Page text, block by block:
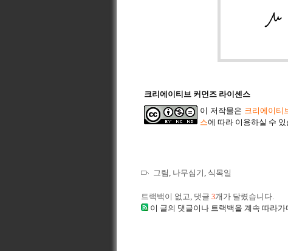
크리에이티브 커먼즈 라이센스
이 저작물은 크리에이티
스에 따라 이용하실 수 있
그림, 나무심기 , 식목일
트랙백이 없고, 댓글 3개가 달렸습니다.
이 글의 댓글이나 트랙백을 계속 따라